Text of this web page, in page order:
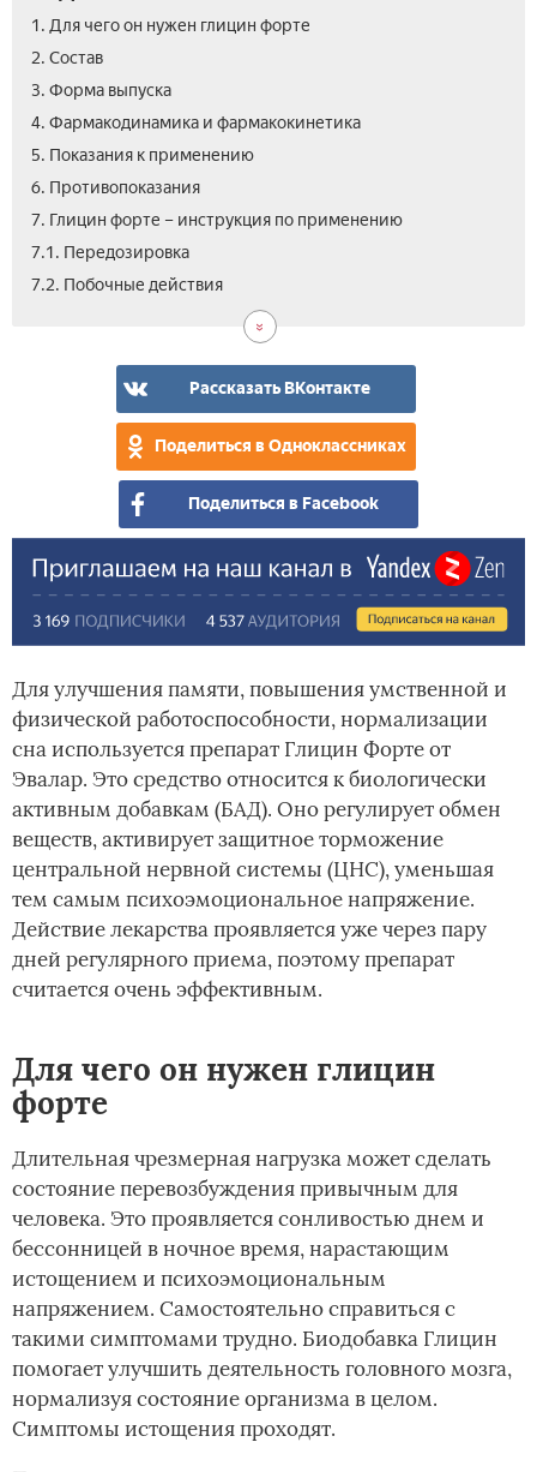
1. Для чего он нужен глицин форте
2. Состав
3. Форма выпуска
4. Фармакодинамика и фармакокинетика
5. Показания к применению
6. Противопоказания
7. Глицин форте – инструкция по применению
7.1. Передозировка
7.2. Побочные действия
Рассказать ВКонтакте
Поделиться в Одноклассниках
Поделиться в Facebook
Для улучшения памяти, повышения умственной и
физической работоспособности, нормализации
сна используется препарат Глицин Форте от
Эвалар. Это средство относится к биологически
активным добавкам (БАД). Оно регулирует обмен
веществ, активирует защитное торможение
центральной нервной системы (ЦНС), уменьшая
тем самым психоэмоциональное напряжение.
Действие лекарства проявляется уже через пару
дней регулярного приема, поэтому препарат
считается очень эффективным.
Для чего он нужен глицин
форте
Длительная чрезмерная нагрузка может сделать
состояние перевозбуждения привычным для
человека. Это проявляется сонливостью днем и
бессонницей в ночное время, нарастающим
истощением и психоэмоциональным
напряжением. Самостоятельно справиться с
такими симптомами трудно. Биодобавка Глицин
помогает улучшить деятельность головного мозга,
нормализуя состояние организма в целом.
Симптомы истощения проходят.